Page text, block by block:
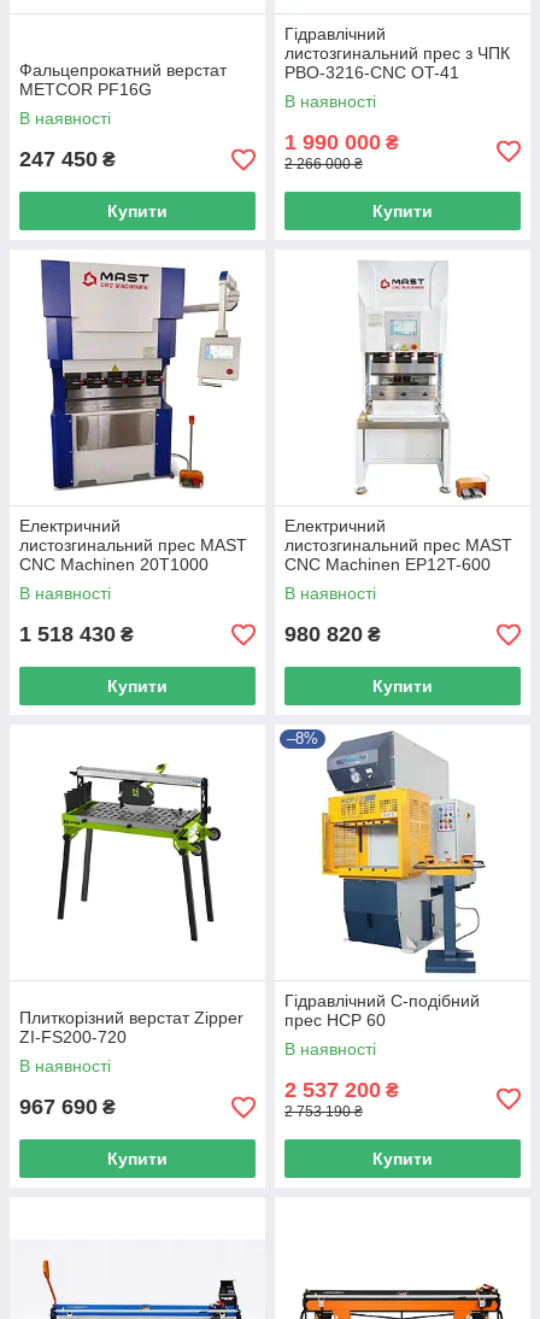
Фальцепрокатний верстат
METCOR PF16G
В наявності
247 450 ₴
Купити
Гідравлічний
листозгинальний прес з ЧПК
PBO-3216-CNC OT-41
В наявності
1 990 000 ₴
2 266 000 ₴
Купити
Електричний
листозгинальний прес MAST
CNC Machinen 20T1000
В наявності
1 518 430 ₴
Купити
Електричний
листозгинальний прес MAST
CNC Machinen EP12T-600
В наявності
980 820 ₴
Купити
Плиткорізний верстат Zipper
ZI-FS200-720
В наявності
967 690 ₴
Купити
–8%
Гідравлічний С-подібний
прес HCP 60
В наявності
2 537 200 ₴
2 753 190 ₴
Купити